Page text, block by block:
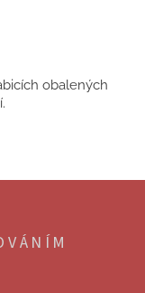
obalených